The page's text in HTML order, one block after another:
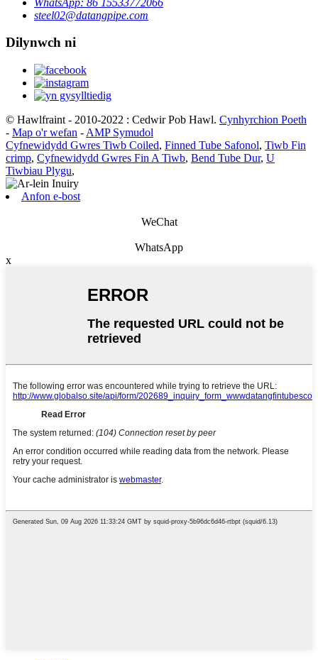
steel02@datangpipe.com
Dilynwch ni
© Hawlfraint - 2010-2022 : Cedwir Pob Hawl. Cynhyrchion Poeth
- Map o'r wefan - AMP Symudol
Cyfnewidydd Gwres Tiwb Coiled, Finned Tube Safonol, Tiwb Fin
crimp, Cyfnewidydd Gwres Fin A Tiwb, Bend Tube Dur, U
Tiwbiau Plygu,
Anfon e-bost
WeChat
WhatsApp
x